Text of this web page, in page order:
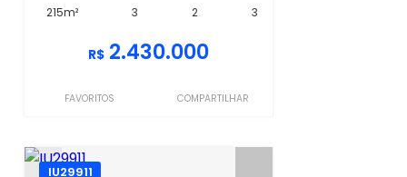
215m² 3 2 3
R$ 2.430.000
FAVORITOS COMPARTILHAR
IU29911